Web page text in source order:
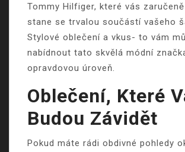
Tommy Hilfiger, které vás
stane se trvalou součástí vašeho
Stylové oblečení a vkus- to vám
nabídnout tato skvělá módní
opravdovou úroveň.
Oblečení, Které
Budou Závidět
Pokud máte rádi obdivné pohledy